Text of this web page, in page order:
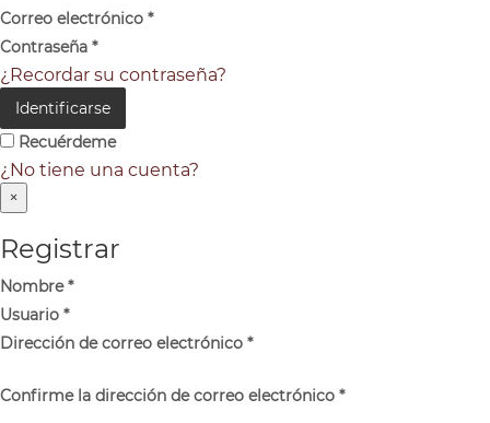
Correo electrónico *
Contraseña *
¿Recordar su contraseña?
Identificarse
Recuérdeme
¿No tiene una cuenta?
×
Registrar
Nombre*
Usuario *
Dirección de correo electrónico *
Confirme la dirección de correo electrónico *